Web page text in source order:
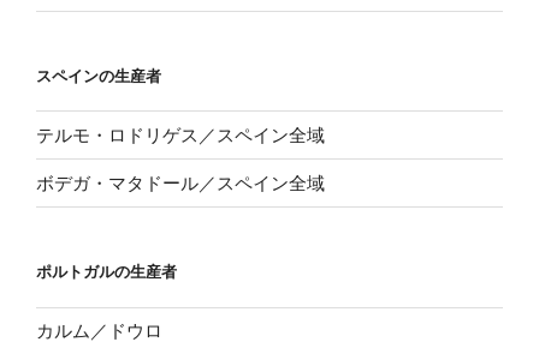
スペインの生産者
テルモ・ロドリゲス／スペイン全域
ボデガ・マタドール／スペイン全域
ポルトガルの生産者
カルム／ドウロ